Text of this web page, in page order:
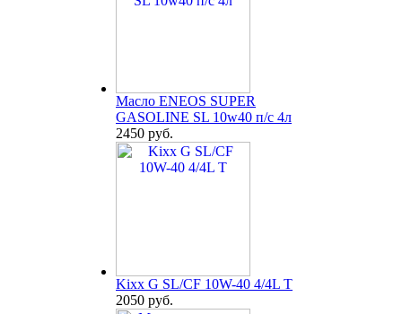
Масло ENEOS SUPER
GASOLINE SL 10w40 п/с 4л
2450 руб.
Kixx G SL/CF 10W-40 4/4L T
2050 руб.